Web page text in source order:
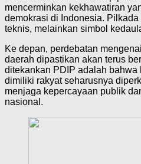
mencerminkan kekhawatiran
demokrasi di Indonesia.
teknis, melainkan simbol
Ke depan, perdebatan
daerah dipastikan akan terus
ditekankan PDIP adalah bahwa
dimiliki rakyat seharusnya
menjaga kepercayaan publik
nasional.